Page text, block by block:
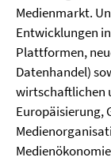
Medienmarkt.
Entwicklungen
Plattformen,
Datenhandel)
wirtschaftlichen
Europäisierung,